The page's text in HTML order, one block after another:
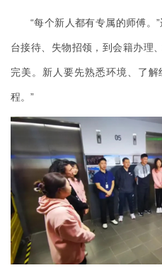
“每个新人都有专属的师傅。
台接待、失物招领，到会籍办理
完美。新人要先熟悉环境、了
程。”